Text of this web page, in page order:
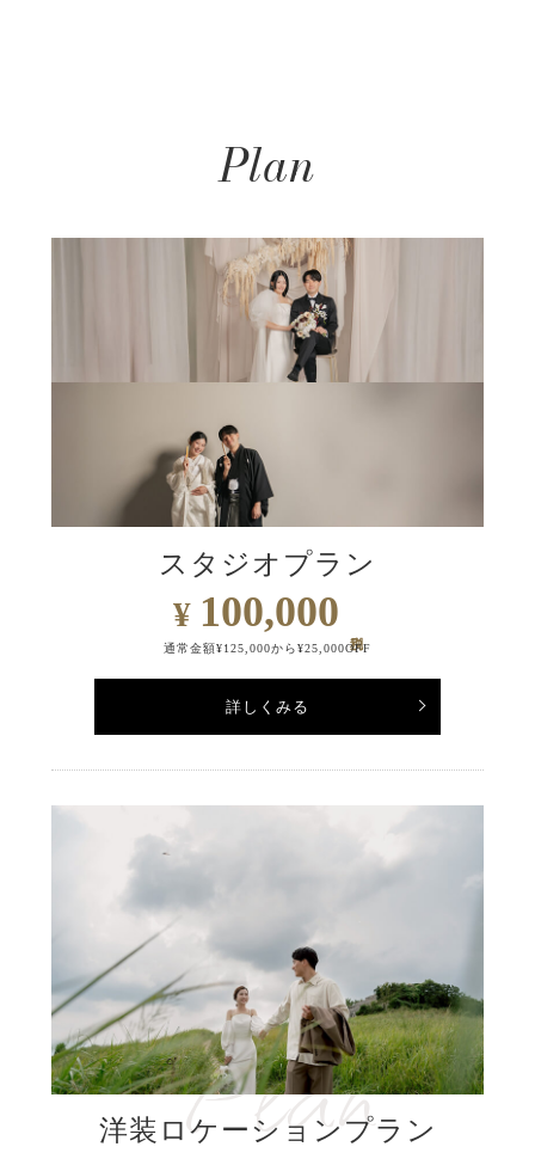
Plan
スタジオプラン
¥ 100,000
通常金額¥125,000から¥25,000OFF
詳しくみる
洋装ロケーションプラン